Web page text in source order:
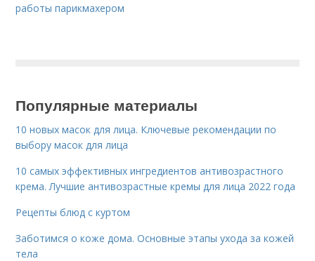
работы парикмахером
Популярные материалы
10 новых масок для лица. Ключевые рекомендации по
выбору масок для лица
10 самых эффективных ингредиентов антивозрастного
крема. Лучшие антивозрастные кремы для лица 2022 года
Рецепты блюд с куртом
Заботимся о коже дома. Основные этапы ухода за кожей
тела